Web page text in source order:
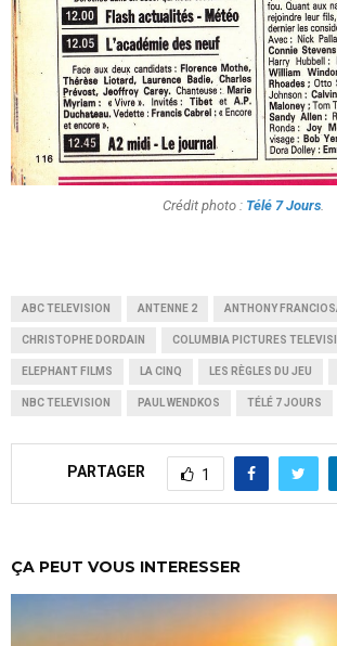
Crédit photo : Télé 7 Jours.
ABC TELEVISION ANTENNE 2 ANTHONY
CHRISTOPHE DORDAIN COLUMBIA PICTURES
ELEPHANT FILMS LA CINQ LES RÈGLES DU JEU
NBC TELEVISION PAUL WENDKOS TÉLÉ 7 JOURS
PARTAGER 1
ÇA PEUT VOUS INTERESSER